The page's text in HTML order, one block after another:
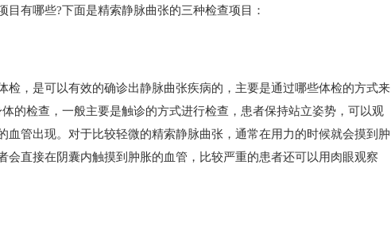
有哪些?下面是精索静脉曲张的三种检查项目：
，是可以有效的确诊出静脉曲张疾病的，主要是通过哪些体检的方式来
的检查，一般主要是触诊的方式进行检查，患者保持站立姿势，可以观
血管出现。对于比较轻微的精索静脉曲张，通常在用力的时候就会摸到肿
会直接在阴囊内触摸到肿胀的血管，比较严重的患者还可以用肉眼观察